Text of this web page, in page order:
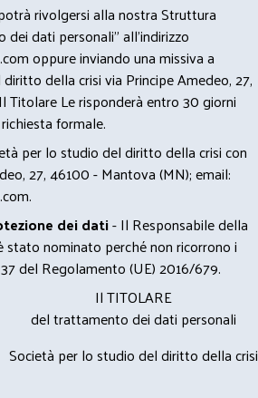
rivolgersi alla nostra Struttura
dati personali" all'indirizzo
oppure inviando una missiva a
della crisi via Principe Amedeo, 27,
Titolare Le risponderà entro 30 giorni
formale.
per lo studio del diritto della crisi con
27, 46100 - Mantova (MN); email:
.
dei dati- Il Responsabile della
nominato perché non ricorrono i
del Regolamento (UE) 2016/679.
Il TITOLARE
del trattamento dei dati personali
Società per lo studio del diritto della crisi